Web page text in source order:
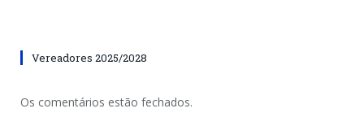
Vereadores 2025/2028
Os comentários estão fechados.